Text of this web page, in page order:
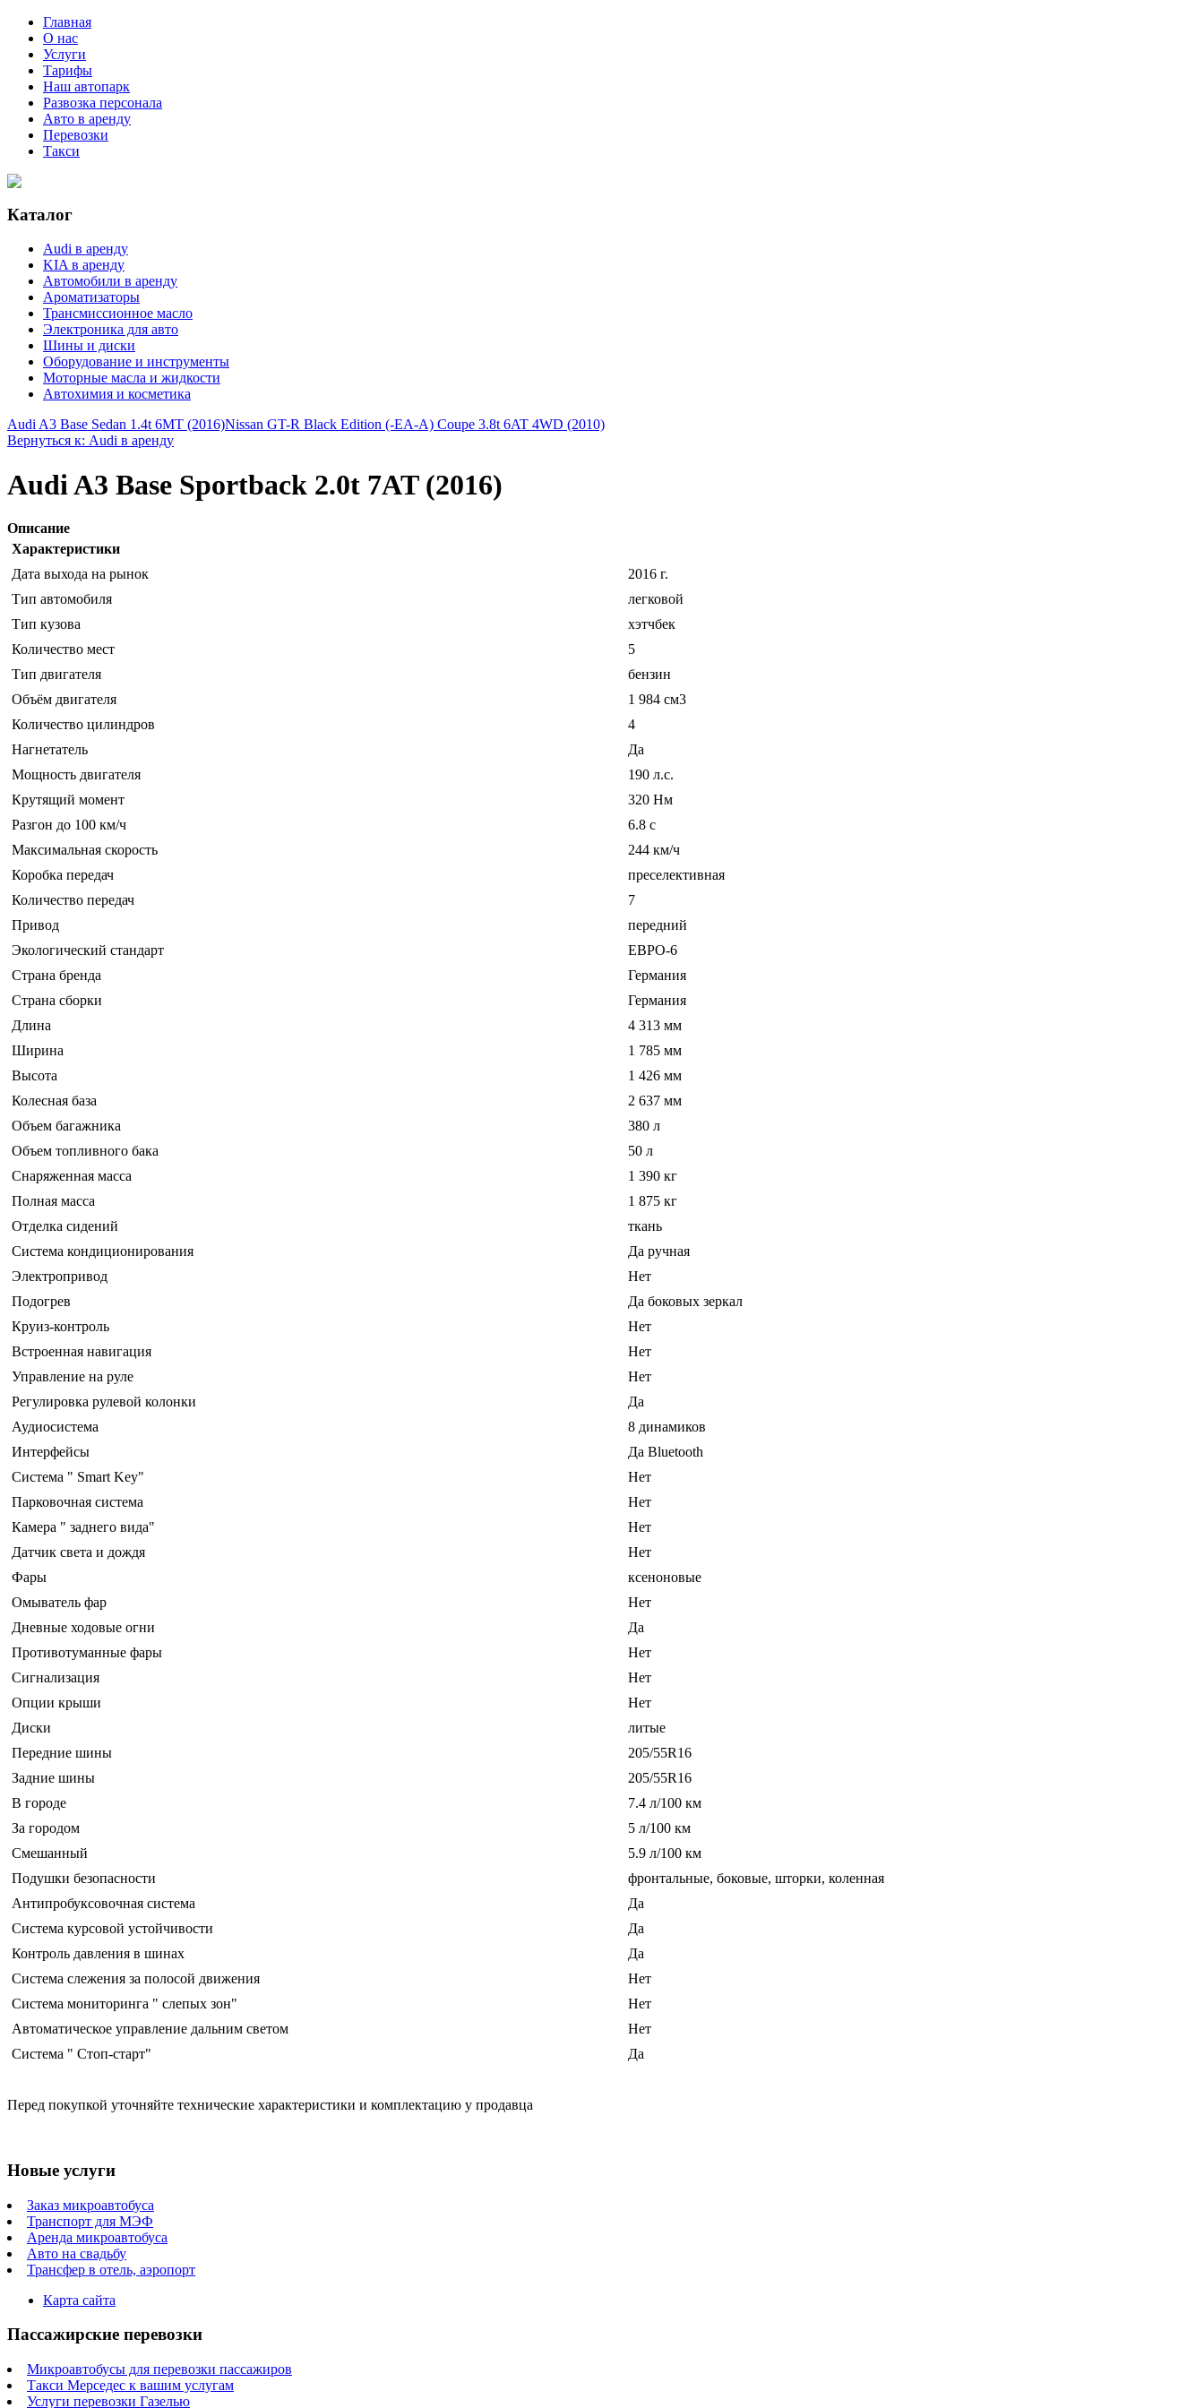
Главная
О нас
Услуги
Тарифы
Наш автопарк
Развозка персонала
Авто в аренду
Перевозки
Такси
Каталог
Audi в аренду
KIA в аренду
Автомобили в аренду
Ароматизаторы
Трансмиссионное масло
Электроника для авто
Шины и диски
Оборудование и инструменты
Моторные масла и жидкости
Автохимия и косметика
Audi A3 Base Sedan 1.4t 6MT (2016)Nissan GT-R Black Edition (-EA-A) Coupe 3.8t 6AT 4WD (2010)
Вернуться к: Audi в аренду
Audi A3 Base Sportback 2.0t 7AT (2016)
Описание
Характеристики
Дата выхода на рынок
2016 г.
Тип автомобиля
легковой
Тип кузова
хэтчбек
Количество мест
5
Тип двигателя
бензин
Объём двигателя
1 984 см3
Количество цилиндров
4
Нагнетатель
Да
Мощность двигателя
190 л.с.
Крутящий момент
320 Нм
Разгон до 100 км/ч
6.8 c
Максимальная скорость
244 км/ч
Коробка передач
преселективная
Количество передач
7
Привод
передний
Экологический стандарт
ЕВРО-6
Страна бренда
Германия
Страна сборки
Германия
Длина
4 313 мм
Ширина
1 785 мм
Высота
1 426 мм
Колесная база
2 637 мм
Объем багажника
380 л
Объем топливного бака
50 л
Снаряженная масса
1 390 кг
Полная масса
1 875 кг
Отделка сидений
ткань
Система кондиционирования
Да ручная
Электропривод
Нет
Подогрев
Да боковых зеркал
Круиз-контроль
Нет
Встроенная навигация
Нет
Управление на руле
Нет
Регулировка рулевой колонки
Да
Аудиосистема
8 динамиков
Интерфейсы
Да Bluetooth
Система " Smart Key"
Нет
Парковочная система
Нет
Камера " заднего вида"
Нет
Датчик света и дождя
Нет
Фары
ксеноновые
Омыватель фар
Нет
Дневные ходовые огни
Да
Противотуманные фары
Нет
Сигнализация
Нет
Опции крыши
Нет
Диски
литые
Передние шины
205/55R16
Задние шины
205/55R16
В городе
7.4 л/100 км
За городом
5 л/100 км
Смешанный
5.9 л/100 км
Подушки безопасности
фронтальные, боковые, шторки, коленная
Антипробуксовочная система
Да
Система курсовой устойчивости
Да
Контроль давления в шинах
Да
Система слежения за полосой движения
Нет
Система мониторинга " слепых зон"
Нет
Автоматическое управление дальним светом
Нет
Система " Стоп-старт"
Да
Перед покупкой уточняйте технические характеристики и комплектацию у продавца
Новые услуги
Заказ микроавтобуса
Транспорт для МЭФ
Аренда микроавтобуса
Авто на свадьбу
Трансфер в отель, аэропорт
Карта сайта
Пассажирские перевозки
Микроавтобусы для перевозки пассажиров
Такси Мерседес к вашим услугам
Услуги перевозки Газелью